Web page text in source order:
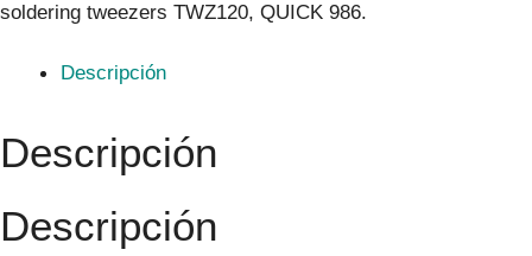
soldering tweezers TWZ120, QUICK 986.
Descripción
Descripción
Descripción